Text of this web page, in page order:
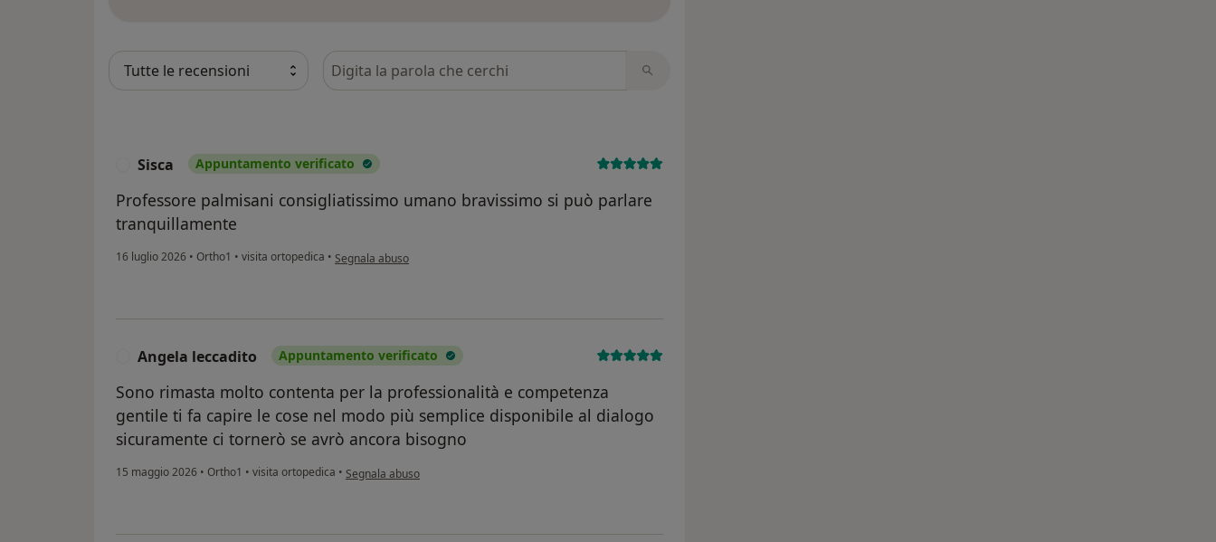
Cerca nelle recensioni
Sisca Appuntamento verificato
Professore palmisani consigliatissimo umano bravissimo si può parlare
tranquillamente
16 luglio 2026 • Ortho1 • visita ortopedica • secondo l'opinione dell'utente Sisca
Segnala abuso
Angela leccadito Appuntamento verificato
Sono rimasta molto contenta per la professionalità e competenza
gentile ti fa capire le cose nel modo più semplice disponibile al dialogo
sicuramente ci tornerò se avrò ancora bisogno
15 maggio 2026 • Ortho1 • visita ortopedica • secondo l'opinione dell'utente Angela leccadito
Segnala abuso